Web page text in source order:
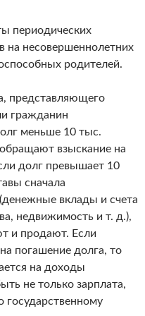
периодических
на несовершеннолетних
родителей.
представляющего
гражданин
меньше 10 тыс.
взыскание на
долг превышает 10
сначала
вклады и счета
недвижимость и т. д.),
и продают. Если
погашение долга, то
на доходы
не только зарплата,
государственному